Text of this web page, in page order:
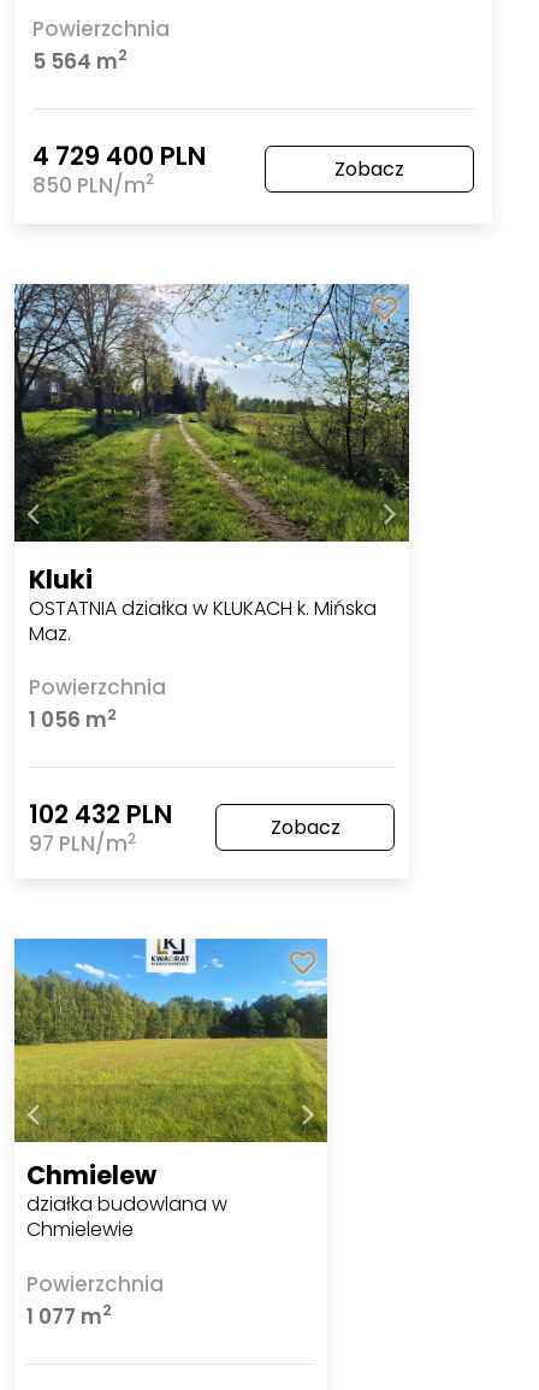
Powierzchnia
5 564 m2
4 729 400 PLN
850 PLN/m2 Zobacz
Kluki
OSTATNIA działka w KLUKACH k. Mińska
Maz.
Powierzchnia
1 056 m2
102 432 PLN
97 PLN/m2 Zobacz
Chmielew
działka budowlana w
Chmielewie
Powierzchnia
1 077 m2